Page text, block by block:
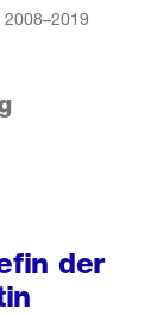
der